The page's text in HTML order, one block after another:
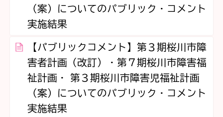
（案）についてのパブリック・コメント
実施結果
【パブリックコメント】第３期桜川市障
害者計画（改訂）・第７期桜川市障害福
祉計画・ 第３期桜川市障害児福祉計画
（案）についてのパブリック・コメント
実施結果